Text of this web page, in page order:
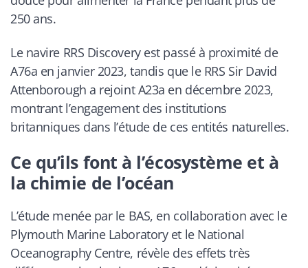
250 ans.
Le navire RRS Discovery est passé à proximité de
A76a en janvier 2023, tandis que le RRS Sir David
Attenborough a rejoint A23a en décembre 2023,
montrant l’engagement des institutions
britanniques dans l’étude de ces entités naturelles.
Ce qu’ils font à l’écosystème et à
la chimie de l’océan
L’étude menée par le BAS, en collaboration avec le
Plymouth Marine Laboratory et le National
Oceanography Centre, révèle des effets très